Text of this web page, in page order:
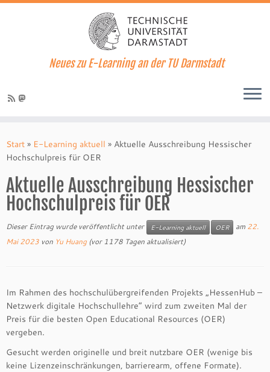
Inhalt
springen
Neues zu E-Learning an der TU Darmstadt
Start » E-Learning aktuell » Aktuelle Ausschreibung Hessischer
Hochschulpreis für OER
Aktuelle Ausschreibung Hessischer
Hochschulpreis für OER
Dieser Eintrag wurde veröffentlicht unter E-Learning aktuell OER am 22.
Mai 2023 von Yu Huang(vor 1178 Tagen aktualisiert)
Im Rahmen des hochschulübergreifenden Projekts „HessenHub –
Netzwerk digitale Hochschullehre“ wird zum zweiten Mal der
Preis für die besten Open Educational Resources (OER)
vergeben.
Gesucht werden originelle und breit nutzbare OER (wenige bis
keine Lizenzeinschränkungen, barrierearm, offene Formate).